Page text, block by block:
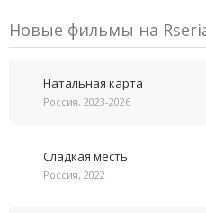
Новые фильмы на
Натальная карта
Россия, 2023-2026
Сладкая месть
Россия, 2022